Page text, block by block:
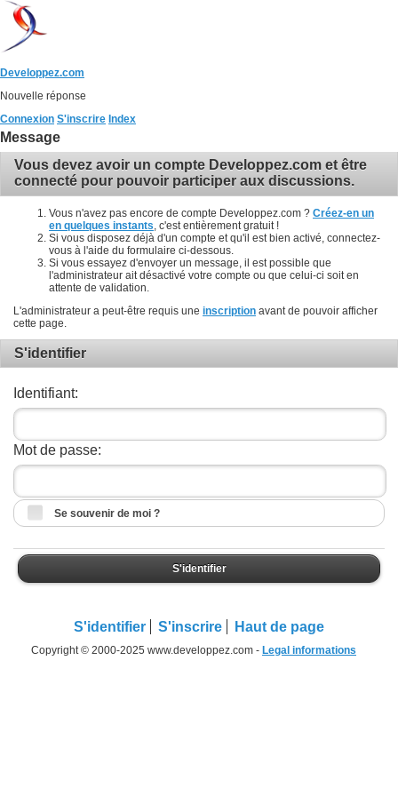
Developpez.com
Nouvelle réponse
Connexion S'inscrire Index
Message
Vous devez avoir un compte Developpez.com et être
connecté pour pouvoir participer aux discussions.
Vous n'avez pas encore de compte Developpez.com ? Créez-en un
en quelques instants , c'est entièrement gratuit !
Si vous disposez déjà d'un compte et qu'il est bien activé, connectez-
vous à l'aide du formulaire ci-dessous.
Si vous essayez d'envoyer un message, il est possible que
l'administrateur ait désactivé votre compte ou que celui-ci soit en
attente de validation.
L'administrateur a peut-être requis une inscription avant de pouvoir afficher
cette page.
S'identifier
Identifiant:
Mot de passe:
Se souvenir de moi ?
S'identifier
S'identifier S'inscrire Haut de page
Copyright © 2000-2025 www.developpez.com - Legal informations